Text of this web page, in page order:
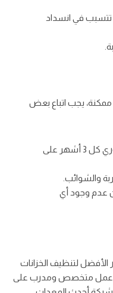
تتسبب في انسداد
ممكنة، يجب اتباع بعض
إجراء عملية تنظيف الخزانات بشكل دوري كل 3 أشهر على
والشوائب.
عدم وجود أي
الأفضل لتنظيف الخزانات
عمل متخصص ومدرب على